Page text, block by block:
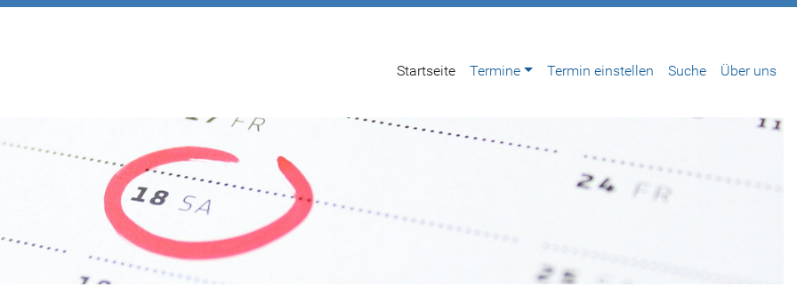
Startseite
Termine Termin einstellen Suche Über uns